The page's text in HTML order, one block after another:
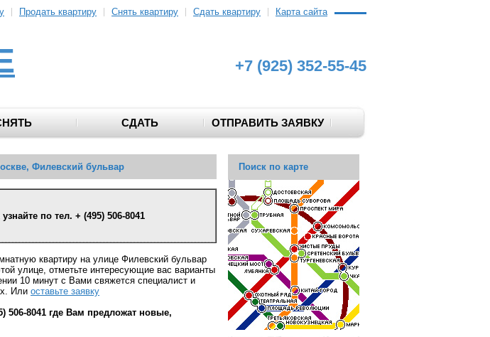
Продать квартиру Снять квартиру Сдать квартиру Карта сайта
+7 (925) 352-55-45
СДАТЬ ОТПРАВИТЬ ЗАЯВКУ
Филевский бульвар
по тел. + (495) 506-8041
квартиру на улице Филевский бульвар
улице, отметьте интересующие вас варианты
10 минут с Вами свяжется специалист и
Или оставьте заявку
506-8041 где Вам предложат новые,
Поиск по карте